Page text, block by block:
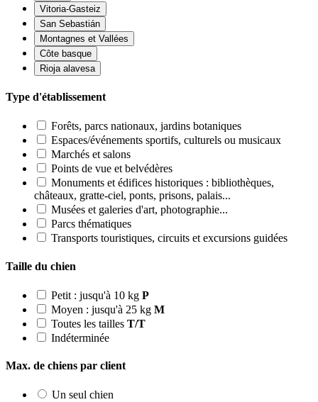
Vitoria-Gasteiz
San Sebastián
Montagnes et Vallées
Côte basque
Rioja alavesa
Type d'établissement
Forêts, parcs nationaux, jardins botaniques
Espaces/événements sportifs, culturels ou musicaux
Marchés et salons
Points de vue et belvédères
Monuments et édifices historiques : bibliothèques,
châteaux, gratte-ciel, ponts, prisons, palais...
Musées et galeries d'art, photographie...
Parcs thématiques
Transports touristiques, circuits et excursions guidées
Taille du chien
Petit : jusqu'à 10 kg P
Moyen : jusqu'à 25 kg M
Toutes les tailles T/T
Indéterminée
Max. de chiens par client
Un seul chien